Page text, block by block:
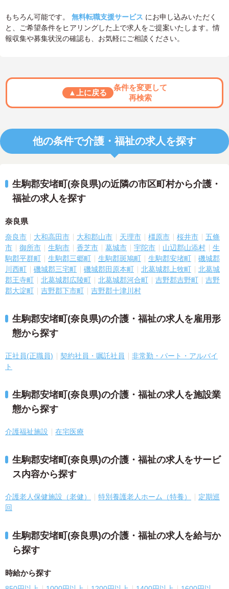
もちろん可能です。 無料転職支援サービス にお申し込みいただく
と、ご希望条件をヒアリングした上で求人をご提案いたします。情
報収集や募集状況の確認も、お気軽にご相談ください。
▲上に戻る
条件を変更して
再検索
他の条件で介護・福祉の求人を探す
生駒郡安堵町(奈良県)の近隣の市区町村から介護・
福祉の求人を探す
奈良県
奈良市 大和高田市 大和郡山市 天理市 橿原市 桜井市
五條
市
御所市 生駒市 香芝市 葛城市 宇陀市 山辺郡山添村
生
駒郡平群町
生駒郡三郷町 生駒郡斑鳩町 生駒郡安堵町
磯城郡
川西町
磯城郡三宅町 磯城郡田原本町 北葛城郡上牧町
北葛城
郡王寺町
北葛城郡広陵町 北葛城郡河合町 吉野郡吉野町
吉野
郡大淀町
吉野郡下市町 吉野郡十津川村
生駒郡安堵町(奈良県)の介護・福祉の求人を雇用形
態から探す
正社員(正職員) 契約社員・嘱託社員
非常勤・パート・アルバイ
ト
生駒郡安堵町(奈良県)の介護・福祉の求人を施設業
態から探す
介護福祉施設 在宅医療
生駒郡安堵町(奈良県)の介護・福祉の求人をサービ
ス内容から探す
介護老人保健施設（老健） 特別養護老人ホーム（特養）
定期巡
回
生駒郡安堵町(奈良県)の介護・福祉の求人を給与か
ら探す
時給から探す